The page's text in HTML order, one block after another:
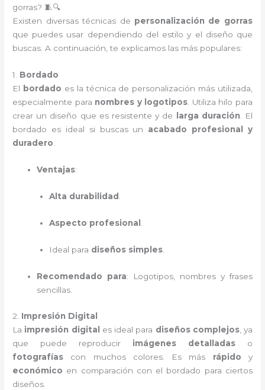
gorras? 🧵🔍
Existen diversas técnicas de personalización de gorras
que puedes usar dependiendo del estilo y el diseño que
buscas. A continuación, te explicamos las más populares:
1. Bordado
El bordado es la técnica de personalización más utilizada,
especialmente para nombres y logotipos . Utiliza hilo para
crear un diseño que es resistente y de
larga duración . El
bordado es ideal si buscas un acabado profesional y
duradero
Ventajas:
Alta durabilidad
Aspecto profesional
Ideal para diseños simples.
Recomendado para: Logotipos, nombres y frases
sencillas.
2. Impresión Digital
La impresión digital es ideal para diseños complejos, ya
que puede reproducir imágenes detalladaso
fotografías con muchos colores. Es más rápido y
económico en comparación con el bordado para ciertos
diseños.